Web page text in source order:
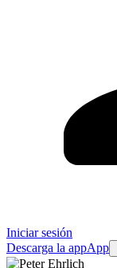
Iniciar sesión
Descarga la appApp